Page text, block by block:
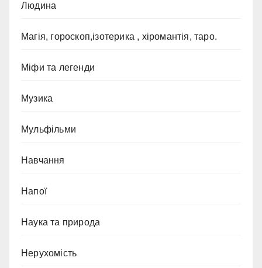
Людина
Магія, гороскоп,ізотерика , хіромантія, таро.
Міфи та легенди
Музика
Мульфільми
Навчання
Напої
Наука та природа
Нерухомість